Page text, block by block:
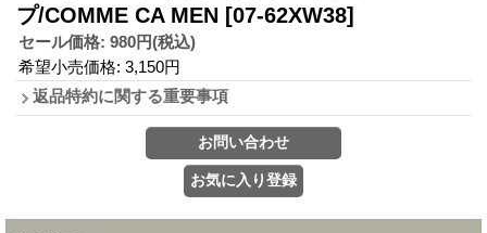
プ/COMME CA MEN [07-62XW38]
セール価格: 980円(税込)
希望小売価格: 3,150円
返品特約に関する重要事項